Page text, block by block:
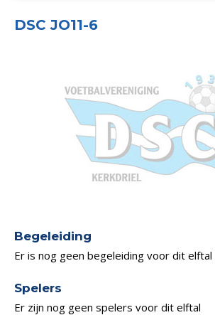
DSC JO11-6
Begeleiding
Er is nog geen begeleiding voor dit elftal
Spelers
Er zijn nog geen spelers voor dit elftal